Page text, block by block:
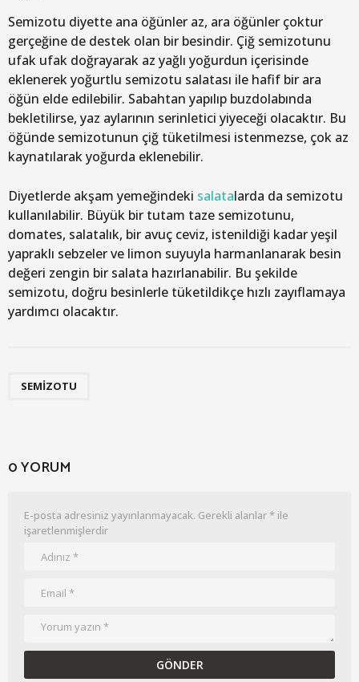
Semizotu diyette ana öğünler az, ara öğünler çoktur
gerçeğine de destek olan bir besindir. Çiğ semizotunu
ufak ufak doğrayarak az yağlı yoğurdun içerisinde
eklenerek yoğurtlu semizotu salatası ile hafif bir ara
öğün elde edilebilir. Sabahtan yapılıp buzdolabında
bekletilirse, yaz aylarının serinletici yiyeceği olacaktır. Bu
öğünde semizotunun çiğ tüketilmesi istenmezse, çok az
kaynatılarak yoğurda eklenebilir.
Diyetlerde akşam yemeğindeki salatalarda da semizotu
kullanılabilir. Büyük bir tutam taze semizotunu,
domates, salatalık, bir avuç ceviz, istenildiği kadar yeşil
yapraklı sebzeler ve limon suyuyla harmanlanarak besin
değeri zengin bir salata hazırlanabilir. Bu şekilde
semizotu, doğru besinlerle tüketildikçe hızlı zayıflamaya
yardımcı olacaktır.
SEMIZOTU
0 YORUM
E-posta adresiniz yayınlanmayacak. Gerekli alanlar* ile
işaretlenmişlerdir